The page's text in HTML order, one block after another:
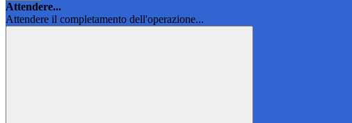
Attendere...
Attendere il completamento dell'operazione...